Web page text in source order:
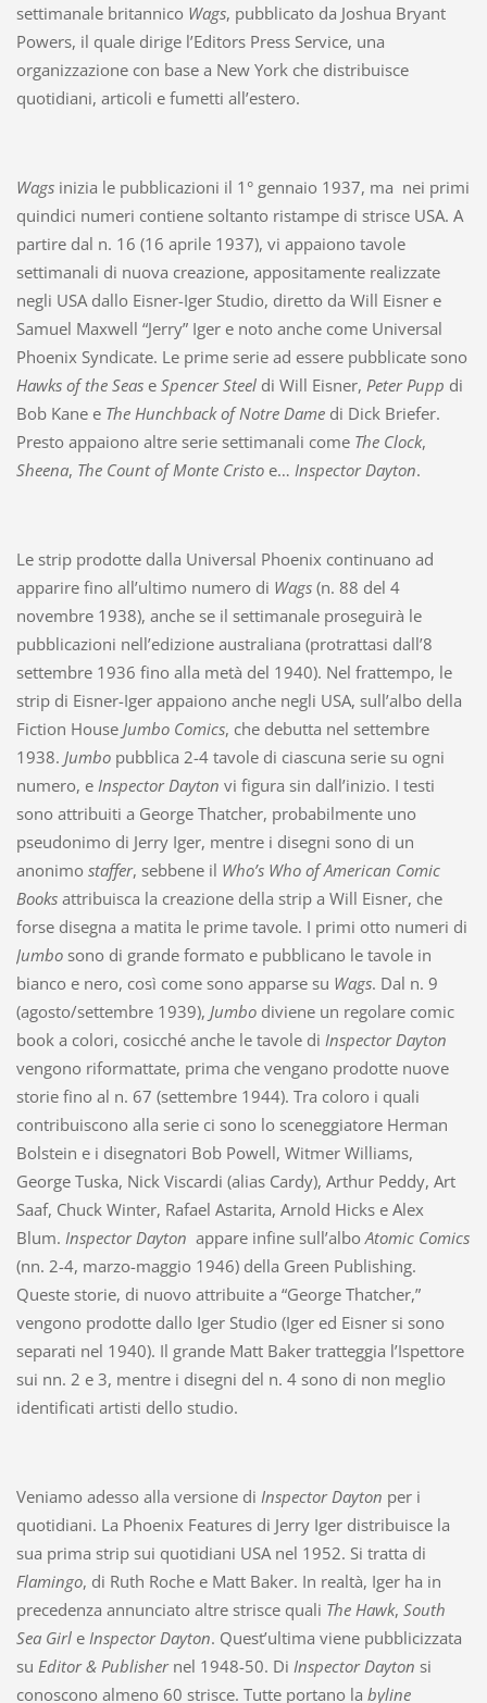
settimanale britannico Wags, pubblicato da Joshua Bryant
Powers, il quale dirige l’Editors Press Service, una
organizzazione con base a New York che distribuisce
quotidiani, articoli e fumetti all’estero.
Wagsinizia le pubblicazioni il 1° gennaio 1937, ma nei primi
quindici numeri contiene soltanto ristampe di strisce USA. A
partire dal n. 16 (16 aprile 1937), vi appaiono tavole
settimanali di nuova creazione, appositamente realizzate
negli USA dallo Eisner-Iger Studio, diretto da Will Eisner e
Samuel Maxwell “Jerry” Iger e noto anche come Universal
Phoenix Syndicate. Le prime serie ad essere pubblicate sono
Hawks of the Sease Spencer Steeldi Will Eisner, Peter Pupp di
Bob Kane e The Hunchback of Notre Damedi Dick Briefer.
Presto appaiono altre serie settimanali come The Clock,
Sheena, The Count of Monte Cristoe… Inspector Dayton.
Le strip prodotte dalla Universal Phoenix continuano ad
apparire fino all’ultimo numero di Wags(n. 88 del 4
novembre 1938), anche se il settimanale proseguirà le
pubblicazioni nell’edizione australiana (protrattasi dall’8
settembre 1936 fino alla metà del 1940). Nel frattempo, le
strip di Eisner-Iger appaiono anche negli USA, sull’albo della
Fiction House Jumbo Comics, che debutta nel settembre
1938. Jumbo pubblica 2-4 tavole di ciascuna serie su ogni
numero, e Inspector Dayton vi figura sin dall’inizio. I testi
sono attribuiti a George Thatcher, probabilmente uno
pseudonimo di Jerry Iger, mentre i disegni sono di un
anonimo staffer, sebbene il Who’s Who of American Comic
Booksattribuisca la creazione della strip a Will Eisner, che
forse disegna a matita le prime tavole. I primi otto numeri di
Jumbosono di grande formato e pubblicano le tavole in
bianco e nero, così come sono apparse su Wags. Dal n. 9
(agosto/settembre 1939), Jumbodiviene un regolare comic
book a colori, cosicché anche le tavole di Inspector Dayton
vengono riformattate, prima che vengano prodotte nuove
storie fino al n. 67 (settembre 1944). Tra coloro i quali
contribuiscono alla serie ci sono lo sceneggiatore Herman
Bolstein e i disegnatori Bob Powell, Witmer Williams,
George Tuska, Nick Viscardi (alias Cardy), Arthur Peddy, Art
Saaf, Chuck Winter, Rafael Astarita, Arnold Hicks e Alex
Blum. Inspector Dayton appare infine sull’alboAtomic Comics
(nn. 2-4, marzo-maggio 1946) della Green Publishing.
Queste storie, di nuovo attribuite a “George Thatcher,”
vengono prodotte dallo Iger Studio (Iger ed Eisner si sono
separati nel 1940). Il grande Matt Baker tratteggia l’Ispettore
sui nn. 2 e 3, mentre i disegni del n. 4 sono di non meglio
identificati artisti dello studio.
Veniamo adesso alla versione di Inspector Dayton per i
quotidiani. La Phoenix Features di Jerry Iger distribuisce la
sua prima strip sui quotidiani USA nel 1952. Si tratta di
Flamingo, di Ruth Roche e Matt Baker. In realtà, Iger ha in
precedenza annunciato altre strisce quali The Hawk, South
Sea Girle Inspector Dayton. Quest’ultima viene pubblicizzata
su Editor & Publishernel 1948-50. Di Inspector Dayton si
conoscono almeno 60 strisce. Tutte portano la byline